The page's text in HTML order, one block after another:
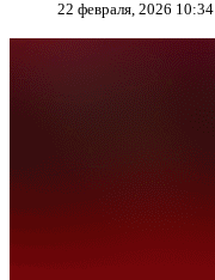
22 февраля, 2026 10:34